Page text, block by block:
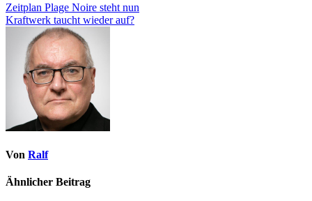
Zeitplan Plage Noire steht nun
Kraftwerk taucht wieder auf?
Von Ralf
Ähnlicher Beitrag